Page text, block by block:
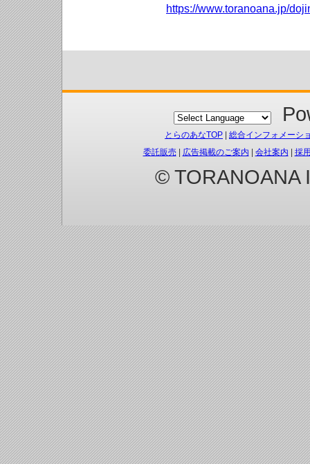
https://www.toranoana.jp/
とらのあなTOP
総合インフォメーシ
委託販売| 広告掲載のご案内 会社案内 採
© TORANOANA